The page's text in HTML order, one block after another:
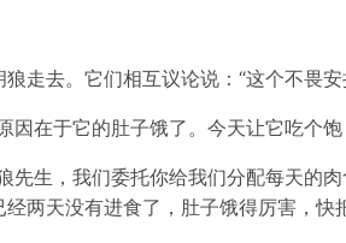
走去。它们相互议论说：“这个不畏
因在于它的肚子饿了。今天让它吃个
先生，我们委托你给我们分配每天的
两天没有进食了，肚子饿得厉害，